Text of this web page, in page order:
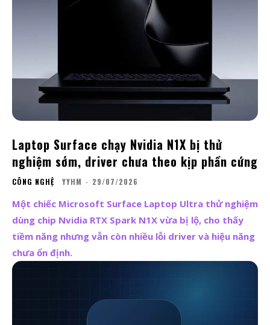
Laptop Surface chạy Nvidia N1X bị thử
nghiệm sớm, driver chưa theo kịp phần cứng
CÔNG NGHỆ YYHM - 29/07/2026
Một chiếc Microsoft Surface Laptop Ultra thử nghiệm
dùng chip Nvidia RTX Spark N1X vừa bị lộ, cho thấy
tiềm năng nhưng vẫn còn nhiều lỗi driver và hiệu năng
chưa ổn định.